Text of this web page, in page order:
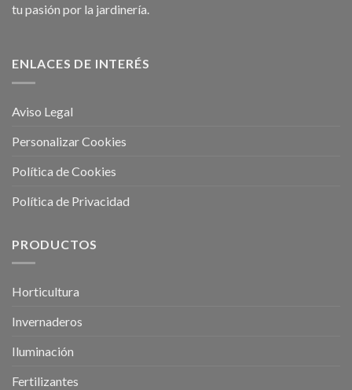
tu pasión por la jardinería.
ENLACES DE INTERÉS
Aviso Legal
Personalizar Cookies
Política de Cookies
Política de Privacidad
PRODUCTOS
Horticultura
Invernaderos
Iluminación
Fertilizantes